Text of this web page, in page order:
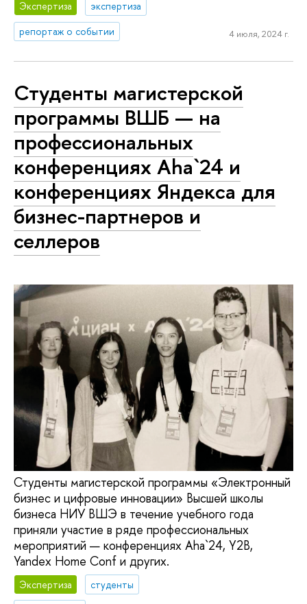
Экспертиза
экспертиза
репортаж о событии
4 июля, 2024 г.
Студенты магистерской
программы ВШБ — на
профессиональных
конференциях Aha`24 и
конференциях Яндекса для
бизнес-партнеров и
селлеров
Студенты магистерской программы «Электронный
бизнес и цифровые инновации» Высшей школы
бизнеса НИУ ВШЭ в течение учебного года
приняли участие в ряде профессиональных
мероприятий — конференциях Aha`24, Y2B,
Yandex Home Conf и других.
Экспертиза
студенты